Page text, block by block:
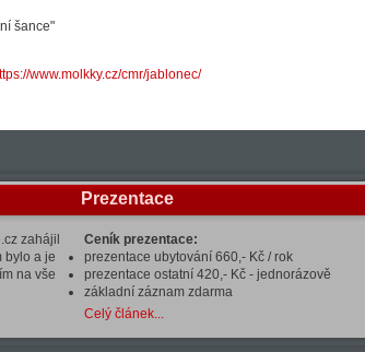
šance"
www.molkky.cz/cmr/jablonec/
zahájil
bylo a je
na vše
Prezentace
Ceník prezentace:
prezentace ubytování 660,- Kč / rok
prezentace ostatní 420,- Kč - jednorázově
základní záznam zdarma
Celý článek...